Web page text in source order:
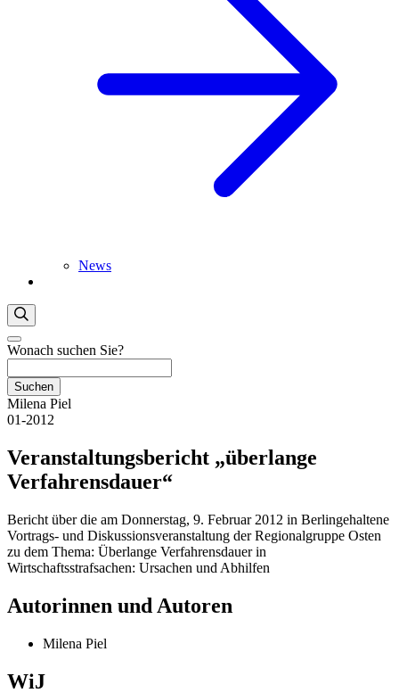
News
Wonach suchen Sie?
Suchen
Milena Piel
01-2012
Veranstaltungsbericht „überlange
Verfahrensdauer“
Bericht über die am Donnerstag, 9. Februar 2012 in Berlingehaltene
Vortrags- und Diskussionsveranstaltung der Regionalgruppe Osten
zu dem Thema: Überlange Verfahrensdauer in
Wirtschaftsstrafsachen: Ursachen und Abhilfen
Autorinnen und Autoren
Milena Piel
WiJ